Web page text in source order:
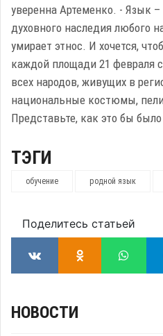
уверенна Артеменко. - Язык
духовного наследия любого
умирает этнос. И хочется,
каждой площади 21 февраля
всех народов, живущих в
национальные костюмы,
Представьте, как это бы
ТЭГИ
обучение родной язык
Поделитесь статьей
НОВОСТИ